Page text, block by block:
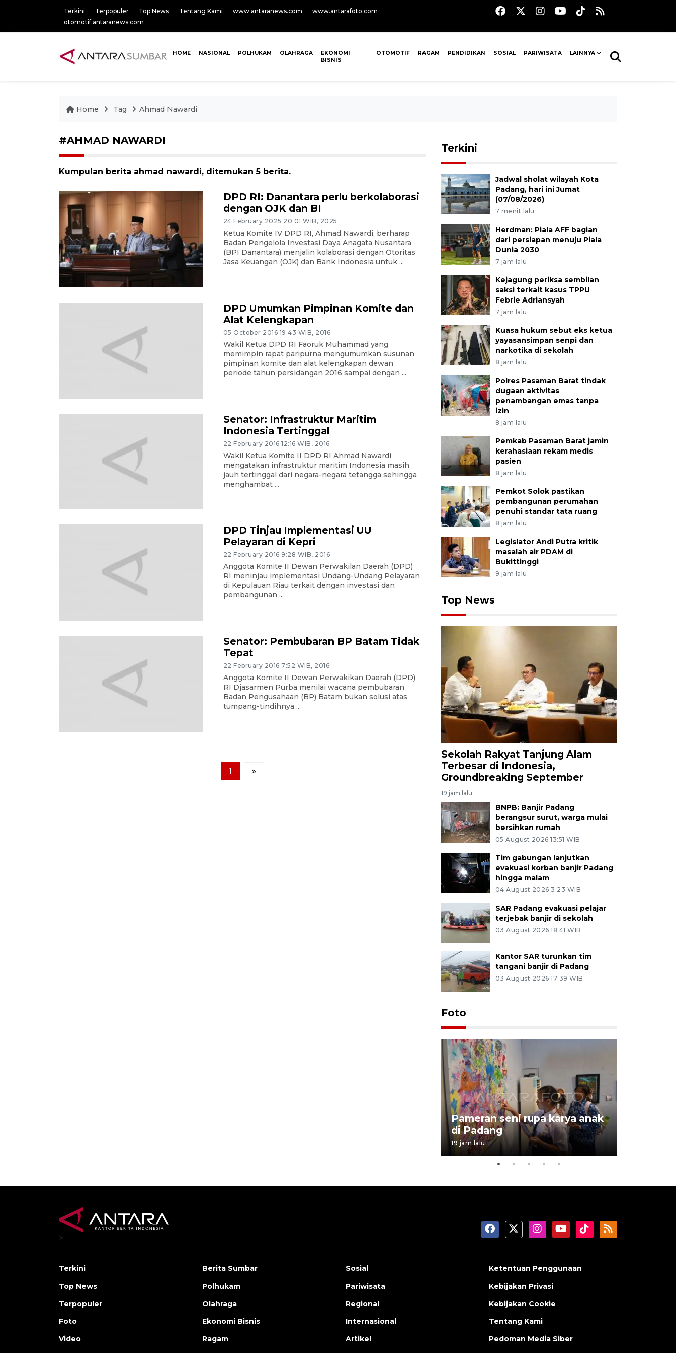
Terkini Terpopuler Top News Tentang Kami www.antaranews.com
www.antarafoto.com
otomotif.antaranews.com
HOME NASIONAL POLHUKAM OLAHRAGA
EKONOMI
BISNIS
OTOMOTIF RAGAM PENDIDIKAN SOSIAL PARIWISATA LAINNYA
Home Tag Ahmad Nawardi
#AHMAD NAWARDI
Kumpulan berita ahmad nawardi, ditemukan 5 berita.
DPD RI: Danantara perlu berkolaborasi
dengan OJK dan BI
24 February 2025 20:01 WIB, 2025
Ketua Komite IV DPD RI, Ahmad Nawardi, berharap
Badan Pengelola Investasi Daya Anagata Nusantara
(BPI Danantara) menjalin kolaborasi dengan Otoritas
Jasa Keuangan (OJK) dan Bank Indonesia untuk ...
DPD Umumkan Pimpinan Komite dan
Alat Kelengkapan
05 October 2016 19:43 WIB, 2016
Wakil Ketua DPD RI Faoruk Muhammad yang
memimpin rapat paripurna mengumumkan susunan
pimpinan komite dan alat kelengkapan dewan
periode tahun persidangan 2016 sampai dengan ...
Senator: Infrastruktur Maritim
Indonesia Tertinggal
22 February 2016 12:16 WIB, 2016
Wakil Ketua Komite II DPD RI Ahmad Nawardi
mengatakan infrastruktur maritim Indonesia masih
jauh tertinggal dari negara-negara tetangga sehingga
menghambat ...
DPD Tinjau Implementasi UU
Pelayaran di Kepri
22 February 2016 9:28 WIB, 2016
Anggota Komite II Dewan Perwakilan Daerah (DPD)
RI meninjau implementasi Undang-Undang Pelayaran
di Kepulauan Riau terkait dengan investasi dan
pembangunan ...
Senator: Pembubaran BP Batam Tidak
Tepat
22 February 2016 7:52 WIB, 2016
Anggota Komite II Dewan Perwakikan Daerah (DPD)
RI Djasarmen Purba menilai wacana pembubaran
Badan Pengusahaan (BP) Batam bukan solusi atas
tumpang-tindihnya ...
1 »
Terkini
Jadwal sholat wilayah Kota
Padang, hari ini Jumat
(07/08/2026)
7 menit lalu
Herdman: Piala AFF bagian
dari persiapan menuju Piala
Dunia 2030
7 jam lalu
Kejagung periksa sembilan
saksi terkait kasus TPPU
Febrie Adriansyah
7 jam lalu
Kuasa hukum sebut eks ketua
yayasansimpan senpi dan
narkotika di sekolah
8 jam lalu
Polres Pasaman Barat tindak
dugaan aktivitas
penambangan emas tanpa
izin
8 jam lalu
Pemkab Pasaman Barat jamin
kerahasiaan rekam medis
pasien
8 jam lalu
Pemkot Solok pastikan
pembangunan perumahan
penuhi standar tata ruang
8 jam lalu
Legislator Andi Putra kritik
masalah air PDAM di
Bukittinggi
9 jam lalu
Top News
Sekolah Rakyat Tanjung Alam
Terbesar di Indonesia,
Groundbreaking September
19 jam lalu
BNPB: Banjir Padang
berangsur surut, warga mulai
bersihkan rumah
05 August 2026 13:51 WIB
Tim gabungan lanjutkan
evakuasi korban banjir Padang
hingga malam
04 August 2026 3:23 WIB
SAR Padang evakuasi pelajar
terjebak banjir di sekolah
03 August 2026 18:41 WIB
Kantor SAR turunkan tim
tangani banjir di Padang
03 August 2026 17:39 WIB
Foto
Pameran seni rupa karya anak
di Padang
19 jam lalu
>
Terkini
Top News
Terpopuler
Foto
Video
Berita Sumbar
Polhukam
Olahraga
Ekonomi Bisnis
Ragam
Sosial
Pariwisata
Regional
Internasional
Artikel
Ketentuan Penggunaan
Kebijakan Privasi
Kebijakan Cookie
Tentang Kami
Pedoman Media Siber